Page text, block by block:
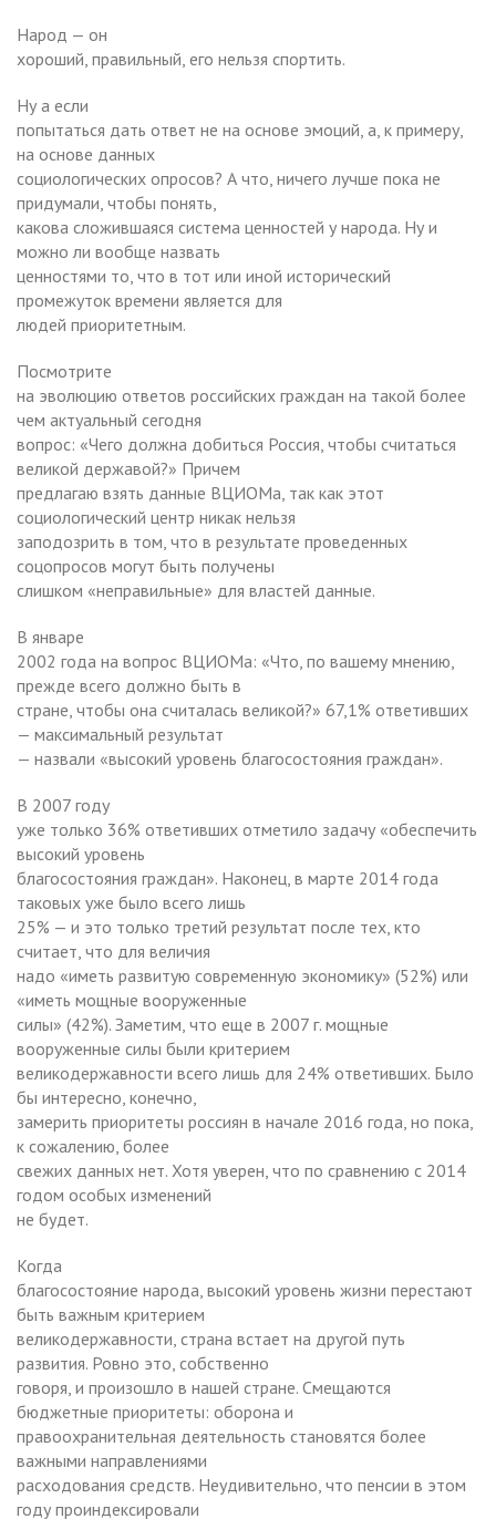
Народ — он
хороший, правильный, его нельзя спортить.
Ну а если
попытаться дать ответ не на основе эмоций, а, к примеру,
на основе данных
социологических опросов? А что, ничего лучше пока не
придумали, чтобы понять,
какова сложившаяся система ценностей у народа. Ну и
можно ли вообще назвать
ценностями то, что в тот или иной исторический
промежуток времени является для
людей приоритетным.
Посмотрите
на эволюцию ответов российских граждан на такой более
чем актуальный сегодня
вопрос: «Чего должна добиться Россия, чтобы считаться
великой державой?» Причем
предлагаю взять данные ВЦИОМа, так как этот
социологический центр никак нельзя
заподозрить в том, что в результате проведенных
соцопросов могут быть получены
слишком «неправильные» для властей данные.
В январе
2002 года на вопрос ВЦИОМа: «Что, по вашему мнению,
прежде всего должно быть в
стране, чтобы она считалась великой?» 67,1% ответивших
— максимальный результат
— назвали «высокий уровень благосостояния граждан».
В 2007 году
уже только 36% ответивших отметило задачу «обеспечить
высокий уровень
благосостояния граждан». Наконец, в марте 2014 года
таковых уже было всего лишь
25% — и это только третий результат после тех, кто
считает, что для величия
надо «иметь развитую современную экономику» (52%) или
«иметь мощные вооруженные
силы» (42%). Заметим, что еще в 2007 г. мощные
вооруженные силы были критерием
великодержавности всего лишь для 24% ответивших. Было
бы интересно, конечно,
замерить приоритеты россиян в начале 2016 года, но пока,
к сожалению, более
свежих данных нет. Хотя уверен, что по сравнению с 2014
годом особых изменений
не будет.
Когда
благосостояние народа, высокий уровень жизни перестают
быть важным критерием
великодержавности, страна встает на другой путь
развития. Ровно это, собственно
говоря, и произошло в нашей стране. Смещаются
бюджетные приоритеты: оборона и
правоохранительная деятельность становятся более
важными направлениями
расходования средств. Неудивительно, что пенсии в этом
году проиндексировали